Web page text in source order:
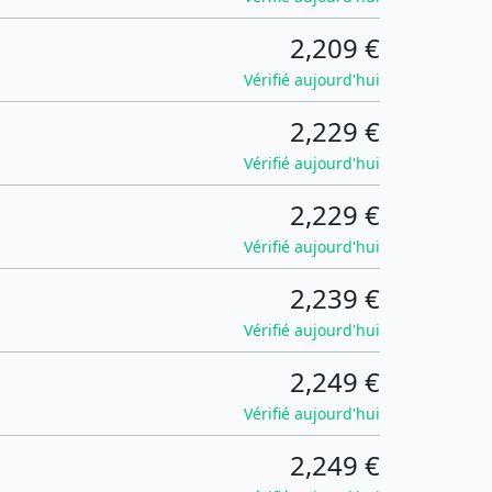
2,209 €
Vérifié aujourd'hui
2,229 €
Vérifié aujourd'hui
2,229 €
Vérifié aujourd'hui
2,239 €
Vérifié aujourd'hui
2,249 €
Vérifié aujourd'hui
2,249 €